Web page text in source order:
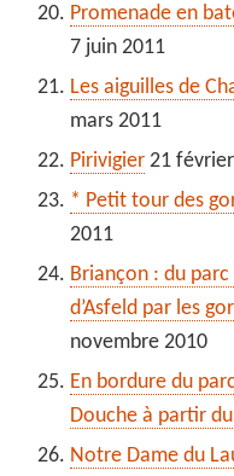
Promenade en
7 juin 2011
Les aiguilles de
mars 2011
Pirivigier 21
* Petit tour des
2011
Briançon : du
d’Asfeld par les
novembre 2010
En bordure du
Douche à partir
Notre Dame du